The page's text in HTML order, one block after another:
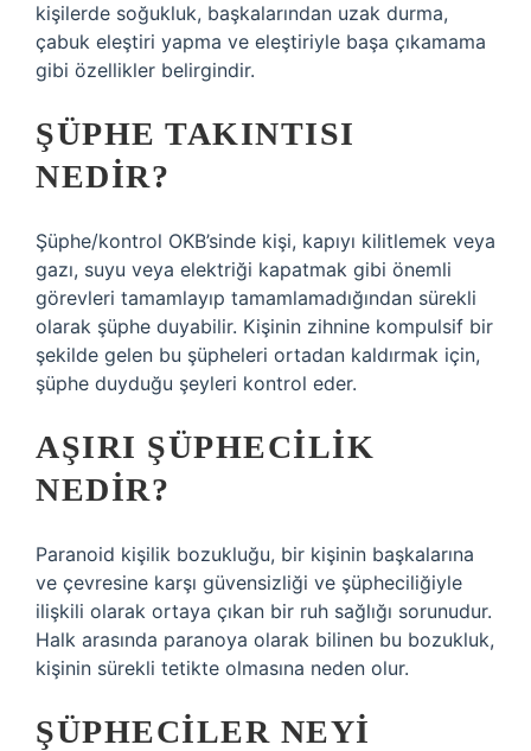
kişilerde soğukluk, başkalarından uzak durma,
çabuk eleştiri yapma ve eleştiriyle başa çıkamama
gibi özellikler belirgindir.
ŞÜPHE TAKINTISI
NEDIR?
Şüphe/kontrol OKB’sinde kişi, kapıyı kilitlemek veya
gazı, suyu veya elektriği kapatmak gibi önemli
görevleri tamamlayıp tamamlamadığından sürekli
olarak şüphe duyabilir. Kişinin zihnine kompulsif bir
şekilde gelen bu şüpheleri ortadan kaldırmak için,
şüphe duyduğu şeyleri kontrol eder.
AŞIRI ŞÜPHECILIK
NEDIR?
Paranoid kişilik bozukluğu, bir kişinin başkalarına
ve çevresine karşı güvensizliği ve şüpheciliğiyle
ilişkili olarak ortaya çıkan bir ruh sağlığı sorunudur.
Halk arasında paranoya olarak bilinen bu bozukluk,
kişinin sürekli tetikte olmasına neden olur.
ŞÜPHECILER NEYI